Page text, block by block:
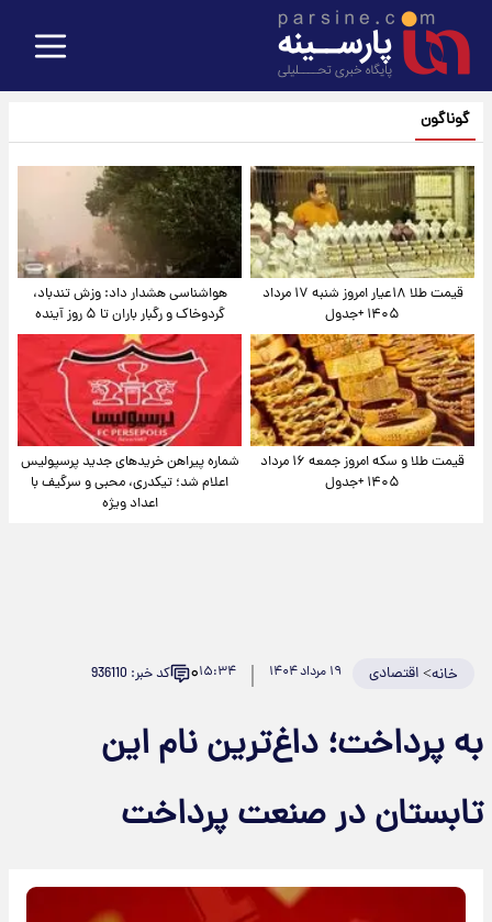
گوناگون
قیمت طلا ۱۸عیار امروز شنبه ۱۷ مرداد
۱۴۰۵ +جدول
هواشناسی هشدار داد: وزش تندباد،
گردوخاک و رگبار باران تا ۵ روز آینده
قیمت طلا و سکه امروز جمعه ۱۶ مرداد
۱۴۰۵ +جدول
شماره پیراهن خریدهای جدید پرسپولیس
اعلام شد؛ تیکدری، محبی و سرگیف با
اعداد ویژه
خانه>اقتصادی ۱۹ مرداد ۱۴۰۴ ۱۵:۳۴۰ کد خبر: 936110
به پرداخت؛ داغ‌ترین نام این
تابستان در صنعت پرداخت